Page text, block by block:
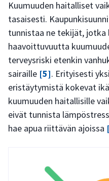
Kuumuuden haitalliset
tasaisesti.
tunnistaa ne tekijät,
haavoittuvuutta
terveysriski etenkin
sairaille [5]. Erityisesti
eristäytymistä kokevat
kuumuuden haitallisille
eivät tunnista
hae apua riittävän ajoissa